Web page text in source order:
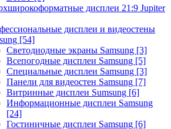
дисплеи 21:9 Jupiter
дисплеи и видеостены
[54]
Светодиодные экраны Samsung [3]
Всепогодные дисплеи Samsung [5]
Специальные дисплеи Samsung [3]
Панели для видеостен Samsung [7]
Витринные дисплеи Sumsung [6]
Информационные дисплеи Samsung
[24]
Гостиничные дисплеи Samsung [6]